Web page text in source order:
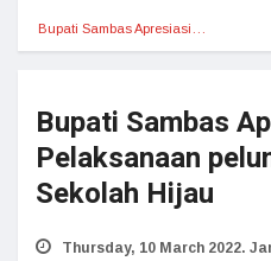
Bupati Sambas Apresiasi…
Bupati Sambas
Pelaksanaan
Sekolah Hijau
Thursday, 10 March 2022.